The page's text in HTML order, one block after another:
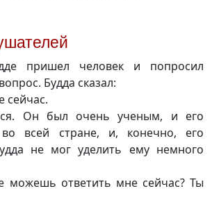
пришел человек и попросил
Будда сказал:
сейчас.
Он был очень ученым, и его
всей стране, и, конечно, его
не мог уделить ему немного
ответить мне сейчас? Ты